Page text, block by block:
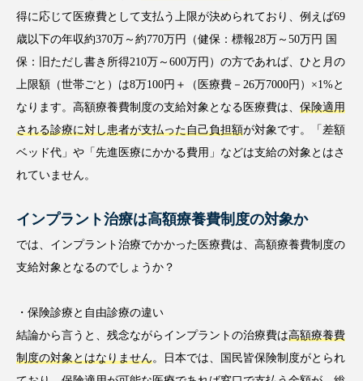
得に応じて医療費として支払う上限が決められており、例えば69
歳以下の年収約370万～約770万円（健保：標報28万～50万円 国
保：旧ただし書き所得210万～600万円）の方であれば、ひと月の
上限額（世帯ごと）は8万100円＋（医療費－26万7000円）×1%と
なります。高額療養費制度の支給対象となる医療費は、 保険適用
される診療に対し患者が支払った自己負担額が対象です。「差額
ベッド代」や「先進医療にかかる費用」などは支給の対象とはさ
れていません。
インプラント治療は高額療養費制度の対象か
では、インプラント治療でかかった医療費は、高額療養費制度の
支給対象となるのでしょうか？
・保険診療と自由診療の違い
結論から言うと、残念ながらインプラントの治療費は高額療養費
制度の対象とはなりません。日本では、国民皆保険制度がとられ